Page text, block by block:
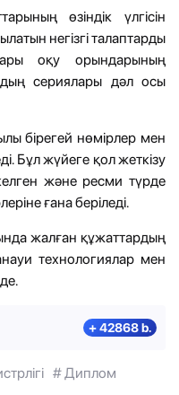
өзіндік үлгісін
негізгі талаптарды
оқу орындарының
сериялары дәл осы
бірегей нөмірлер мен
Бұл жүйеге қол жеткізу
және ресми түрде
ғана беріледі.
жалған құжаттардың
технологиялар мен
+ 42868 b.
# Диплом